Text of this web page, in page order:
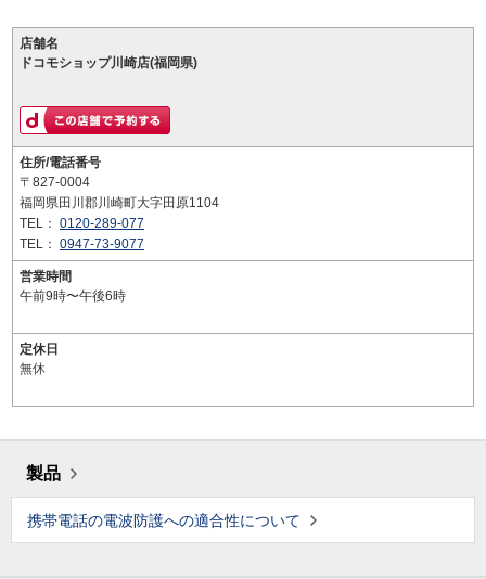
店舗名
ドコモショップ川崎店(福岡県)
住所/電話番号
〒827-0004
福岡県田川郡川崎町大字田原1104
TEL： 0120-289-077
TEL： 0947-73-9077
営業時間
午前9時〜午後6時
定休日
無休
製品
携帯電話の電波防護への適合性について